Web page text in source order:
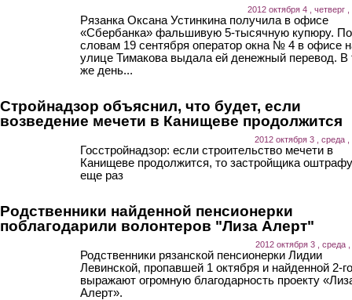
2012 октября 4 , четверг
Рязанка Оксана Устинкина получила в офисе
«Сбербанка» фальшивую 5-тысячную купюру.
словам 19 сентября оператор окна № 4 в офисе
улице Тимакова выдала ей денежный перевод. В
же день...
Стройнадзор объяснил, что будет, если
возведение мечети в Канищеве продолжится
2012 октября 3 , среда ,
Госстройнадзор: если строительство мечети в
Канищеве продолжится, то застройщика
еще раз
Родственники найденной пенсионерки
поблагодарили волонтеров "Лиза Алерт"
2012 октября 3 , среда ,
Родственники рязанской пенсионерки Лидии
Левинской, пропавшей 1 октября и найденной 2-
выражают огромную благодарность проекту
Алерт».